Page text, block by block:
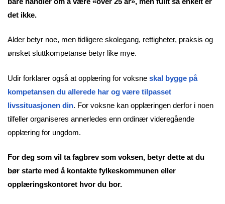
det ikke.
Alder betyr noe, men tidligere skolegang, rettigheter, praksis og
ønsket sluttkompetanse betyr like mye.
Udir forklarer også at opplæring for voksne skal bygge på
kompetansen du allerede har og være tilpasset
livssituasjonen din. For voksne kan opplæringen derfor i noen
tilfeller organiseres annerledes enn ordinær videregående
opplæring for ungdom.
For deg som vil ta fagbrev som voksen, betyr dette at du
bør starte med å kontakte fylkeskommunen eller
opplæringskontoret hvor du bor.